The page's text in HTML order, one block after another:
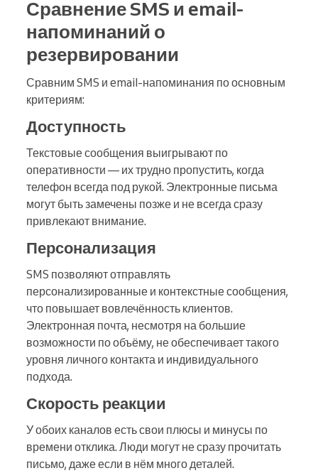
Сравнение SMS и email-
напоминаний о
резервировании
Сравним SMS и email-напоминания по основным
критериям:
Доступность
Текстовые сообщения выигрывают по
оперативности — их трудно пропустить, когда
телефон всегда под рукой. Электронные письма
могут быть замечены позже и не всегда сразу
привлекают внимание.
Персонализация
SMS позволяют отправлять
персонализированные и контекстные сообщения,
что повышает вовлечённость клиентов.
Электронная почта, несмотря на большие
возможности по объёму, не обеспечивает такого
уровня личного контакта и индивидуального
подхода.
Скорость реакции
У обоих каналов есть свои плюсы и минусы по
времени отклика. Люди могут не сразу прочитать
письмо, даже если в нём много деталей.